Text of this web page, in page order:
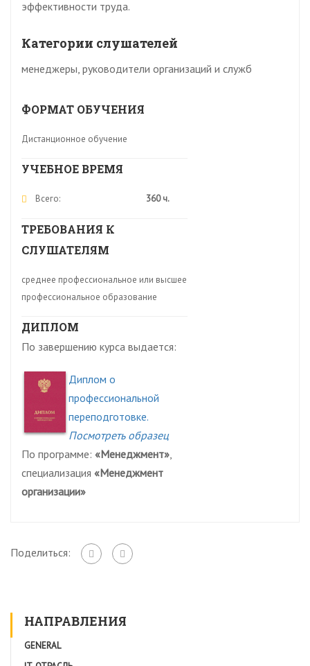
эффективности труда.
Категории слушателей
менеджеры, руководители организаций и служб
ФОРМАТ ОБУЧЕНИЯ
Дистанционное обучение
УЧЕБНОЕ ВРЕМЯ
Всего: 360 ч.
ТРЕБОВАНИЯ К
СЛУШАТЕЛЯМ
среднее профессиональное или высшее
профессиональное образование
ДИПЛОМ
По завершению курса выдается:
Диплом о
профессиональной
переподготовке.
Посмотреть образец
По программе: «Менеджмент»
специализация «Менеджмент
организации»
Поделиться:
НАПРАВЛЕНИЯ
GENERAL